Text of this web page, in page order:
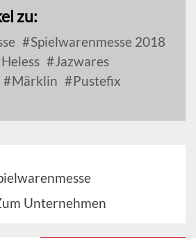
zu:
Spielwarenmesse 2018
Jazwares
Märklin
Pustefix
Unternehmen